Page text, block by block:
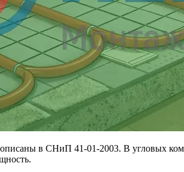
в СНиП 41-01-2003. В угловых